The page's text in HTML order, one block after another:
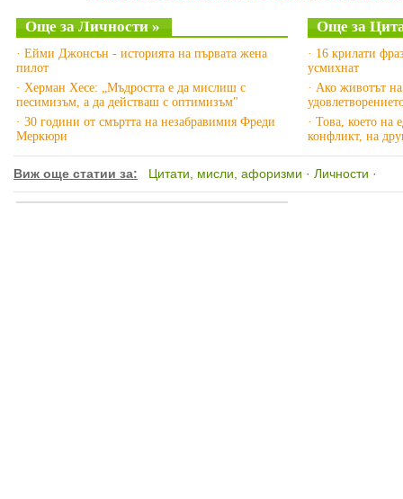
Още за Личности »
· Ейми Джонсън - историята на първата жена
пилот
· Херман Хесе: „Мъдростта е да мислиш с
песимизъм, а да действаш с оптимизъм"
· 30 години от смъртта на незабравимия Фреди
Меркюри
Още за
· 16 крилати
усмихнат
· Ако животът
· Това, което на
конфликт, на
Виж още статии за: Цитати, мисли, афоризми · Личности ·